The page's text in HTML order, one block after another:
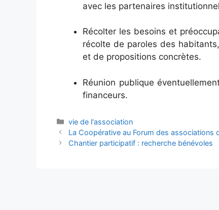
avec les partenaires
Récolter les besoins et
récolte de paroles des
et de propositions concrètes.
Réunion publique
financeurs.
Catégories
vie de l'association
La Coopérative au Forum des associations
Chantier participatif : recherche bénévoles